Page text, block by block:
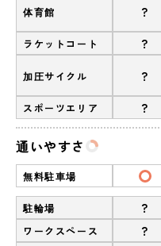
体育館 ?
ラケットコート ?
加圧サイクル ?
スポーツエリア ?
通いやすさ
無料駐車場
駐輪場 ?
ワークスペース ?